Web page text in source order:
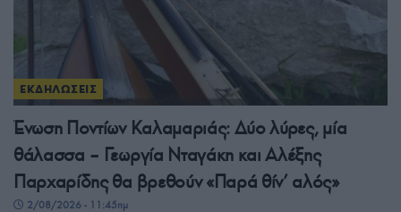
ΕΚΔΗΛΩΣΕΙΣ
Ένωση Ποντίων Καλαμαριάς: Δύο λύρες, μία
θάλασσα – Γεωργία Νταγάκη και Αλέξης
Παρχαρίδης θα βρεθούν «Παρά θίν’ αλός»
2/08/2026 - 11:45πμ